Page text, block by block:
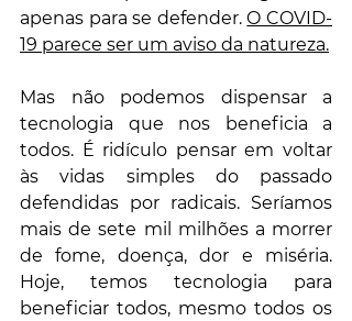
apenas para se defender. O COVID-
19 parece ser um aviso da natureza.
Mas não podemos dispensar a
tecnologia que nos beneficia a
todos. É ridículo pensar em voltar
às vidas simples do passado
defendidas por radicais. Seríamos
mais de sete mil milhões a morrer
de fome, doença, dor e miséria.
Hoje, temos tecnologia para
beneficiar todos, mesmo todos os